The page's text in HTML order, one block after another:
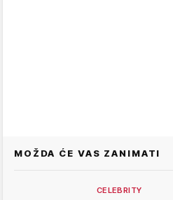
MOŽDA ĆE VAS ZANIMATI
CELEBRITY